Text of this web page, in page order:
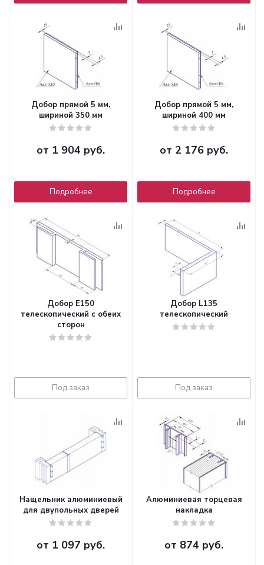
Добор прямой 5 мм,
шириной 350 мм
от 1 904 руб.
Подробнее
Добор прямой 5 мм,
шириной 400 мм
от 2 176 руб.
Подробнее
Добор E150
телескопический с обеих
сторон
Под заказ
Добор L135
телескопический
Под заказ
Нащельник алюминиевый
для двупольных дверей
от 1 097 руб.
Алюминиевая торцевая
накладка
от 874 руб.